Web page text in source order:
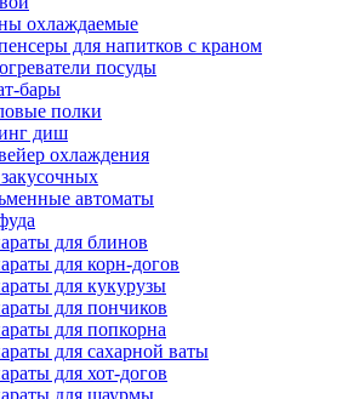
охлаждаемые
для напитков с краном
посуды
бары
полки
диш
охлаждения
автоматы
для блинов
для корн-догов
для кукурузы
для пончиков
для попкорна
для сахарной ваты
для хот-догов
для шаурмы